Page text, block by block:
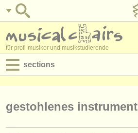
für profi-musiker und musikstudierende
sections
gestohlenes instrument